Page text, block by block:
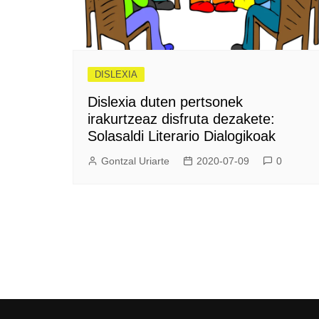
DISLEXIA
Dislexia duten pertsonek
irakurtzeaz disfruta dezakete:
Solasaldi Literario Dialogikoak
Gontzal Uriarte 2020-07-09 0